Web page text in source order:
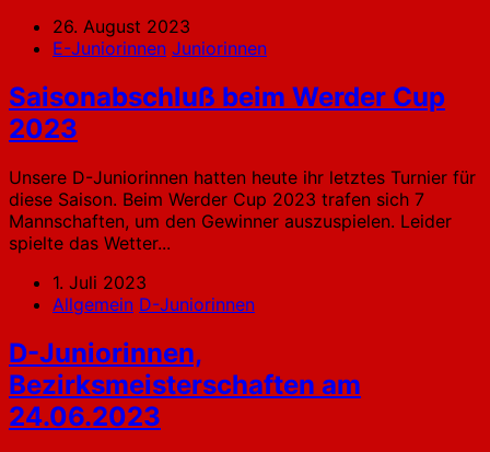
26. August 2023
E-Juniorinnen Juniorinnen
Saisonabschluß beim Werder Cup
2023
Unsere D-Juniorinnen hatten heute ihr letztes Turnier für
diese Saison. Beim Werder Cup 2023 trafen sich 7
Mannschaften, um den Gewinner auszuspielen. Leider
spielte das Wetter...
1. Juli 2023
Allgemein D-Juniorinnen
D-Juniorinnen,
Bezirksmeisterschaften am
24.06.2023